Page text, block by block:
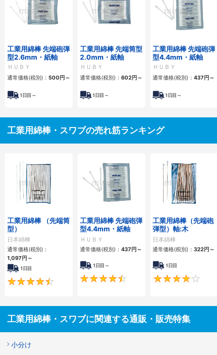
工業用綿棒 先端砲弾
型2.6mm・紙軸
ＨＵＢＹ
通常価格(税別)： 500円 ～
1日目～
工業用綿棒 先端筒型
2.0mm・紙軸
ＨＵＢＹ
通常価格(税別)： 602円 ～
1日目～
工業用綿棒 先端砲弾
型4.4mm・紙軸
ＨＵＢＹ
通常価格(税別)： 437円 ～
1日目～
工業用綿棒・スワブの売れ筋ランキング
工業用綿棒 （先端筒
型）
日本綿棒
通常価格(税別)：
1,097円 ～
1日目
4.7
工業用綿棒 先端砲弾
型4.4mm・紙軸
ＨＵＢＹ
通常価格(税別)： 437円 ～
1日目～
4.7
工業用綿棒（先端砲
弾型）軸:木
日本綿棒
通常価格(税別)： 322円 ～
1日目
工業用綿棒・スワブに関連する通販・販売特集
小分け